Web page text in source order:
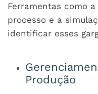
Ferramentas como
processo e a
identificar esses
Produção